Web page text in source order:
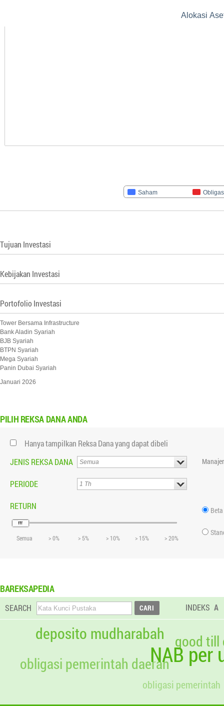
Alokasi
Saham
Tujuan Investasi
Kebijakan Investasi
Portofolio Investasi
Tower Bersama Infrastructure
Bank Aladin Syariah
BJB Syariah
BTPN Syariah
Mega Syariah
Panin Dubai Syariah
Januari 2026
PILIH REKSA DANA ANDA
Hanya tampilkan Reksa Dana yang dapat dibeli
JENIS REKSA DANA
PERIODE
RETURN
Semua > 0% > 5% > 10% > 15% > 20%
Beta
BAREKSAPEDIA
SEARCH INDEKS A
NAB per
deposito mudharabah
obligasi pemerintah
obligasi pemerintah daerah
good till